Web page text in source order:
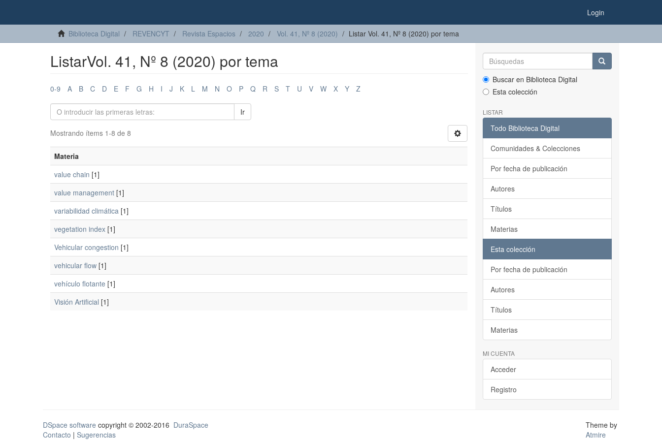
Login
Biblioteca Digital REVENCYT Revista Espacios 2020 Vol. 41, Nº 8 (2020) Listar Vol. 41, Nº 8 (2020) por tema
ListarVol. 41, Nº 8 (2020) por tema
0-9 A B C D E F G H I J K L M N O P Q R S T U V W X Y Z
Ir
Mostrando ítems 1-8 de 8
Materia
value chain [1]
value management [1]
variabilidad climática [1]
vegetation index [1]
Vehicular congestion [1]
vehicular flow [1]
vehículo flotante [1]
Visión Artificial [1]
Buscar en Biblioteca Digital
Esta colección
LISTAR
Todo Biblioteca Digital
Comunidades & Colecciones
Por fecha de publicación
Autores
Títulos
Materias
Esta colección
Por fecha de publicación
Autores
Títulos
Materias
MI CUENTA
Acceder
Registro
DSpace software copyright © 2002-2016 DuraSpace
Contacto | Sugerencias
Theme by
Atmire